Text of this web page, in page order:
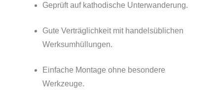
Geprüft auf katho­di­sche Unterwanderung.
Gute Verträg­lich­keit mit handels­üb­li­chen
Werksumhüllungen.
Einfa­che Montage ohne beson­dere
Werkzeuge.